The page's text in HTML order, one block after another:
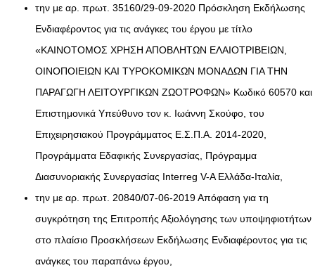
την με αρ. πρωτ. 35160/29-09-2020 Πρόσκληση Εκδήλωσης
Ενδιαφέροντος για τις ανάγκες του έργου με τίτλο
«ΚΑΙΝΟΤΟΜΟΣ ΧΡΗΣΗ ΑΠΟΒΛΗΤΩΝ ΕΛΑΙΟΤΡΙΒΕΙΩΝ,
ΟΙΝΟΠΟΙΕΙΩΝ ΚΑΙ ΤΥΡΟΚΟΜΙΚΩΝ ΜΟΝΑΔΩΝ ΓΙΑ ΤΗΝ
ΠΑΡΑΓΩΓΗ ΛΕΙΤΟΥΡΓΙΚΩΝ ΖΩΟΤΡΟΦΩΝ» Κωδικό 60570 και
Επιστημονικά Υπεύθυνo τoν κ. Ιωάννη Σκούφο, του
Επιχειρησιακού Προγράμματος Ε.Σ.Π.Α. 2014-2020,
Προγράμματα Εδαφικής Συνεργασίας, Πρόγραμμα
Διασυνοριακής Συνεργασίας Interreg V-A Ελλάδα-Ιταλία,
την με αρ. πρωτ. 20840/07-06-2019 Απόφαση για τη
συγκρότηση της Επιτροπής Αξιολόγησης των υποψηφιοτήτων
στο πλαίσιο Προσκλήσεων Εκδήλωσης Ενδιαφέροντος για τις
ανάγκες του παραπάνω έργου,